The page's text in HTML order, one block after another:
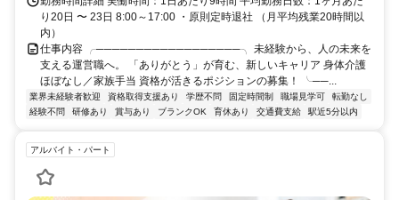
り20日 〜 23日 8:00～17:00 ・原則定時退社 （月平均残業20時間以
内）
仕事内容 ╭──────────────────╮ 未経験から、人の未来を
支える運営職へ。 「ありがとう」が育む、新しいキャリア 身体介護
ほぼなし／家族手当 資格が活きるポジションの募集！ ╰──...
業界未経験者歓迎 資格取得支援あり 学歴不問 固定時間制 職場見学可
転勤なし
経験不問
研修あり 賞与あり ブランクOK 育休あり 交通費支給 駅近5分以内
アルバイト・パート